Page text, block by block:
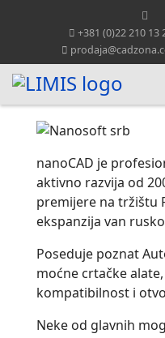
+381 (0)22 210 13
nanoCAD je
aktivno razvija od
premijere na tržištu
ekspanzija van
Poseduje poznat
moćne crtačke
kompatibilnost i
Neke od glavnih